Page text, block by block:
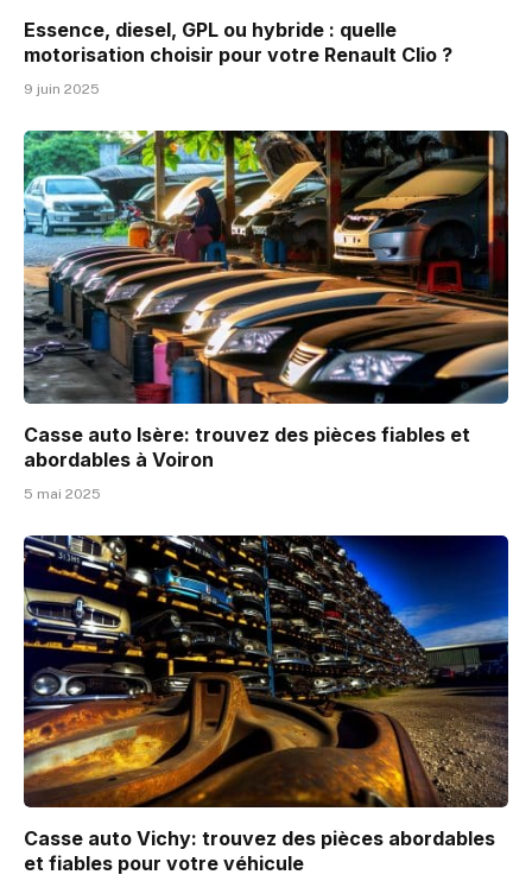
Essence, diesel, GPL ou hybride : quelle
motorisation choisir pour votre Renault Clio ?
9 juin 2025
Casse auto Isère: trouvez des pièces fiables et
abordables à Voiron
5 mai 2025
Casse auto Vichy: trouvez des pièces abordables
et fiables pour votre véhicule